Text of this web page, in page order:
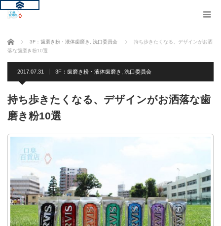
ホーム 3F：歯磨き粉・液体歯磨き 洗口委員会
持ち歩きたくなる、デザインがお洒
落な歯磨き粉10選
2017.07.31 3F：歯磨き粉・液体歯磨き 洗口委員会
持ち歩きたくなる、デザインがお洒落な歯
磨き粉10選